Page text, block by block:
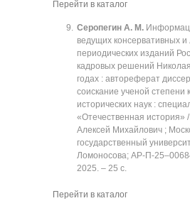
Перейти в каталог
Серопегин А. М.
ведущих консервативных
периодических изданий
кадровых решений
годах : автореферат
соискание ученой степени
исторических наук :
«Отечественная история»
Алексей Михайлович ;
государственный
Ломоносова; АР-П-
2025. ‒ 25 с.
Перейти в каталог